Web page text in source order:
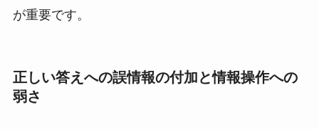
が重要です。
正しい答えへの誤情報の付加と情報操作への
弱さ